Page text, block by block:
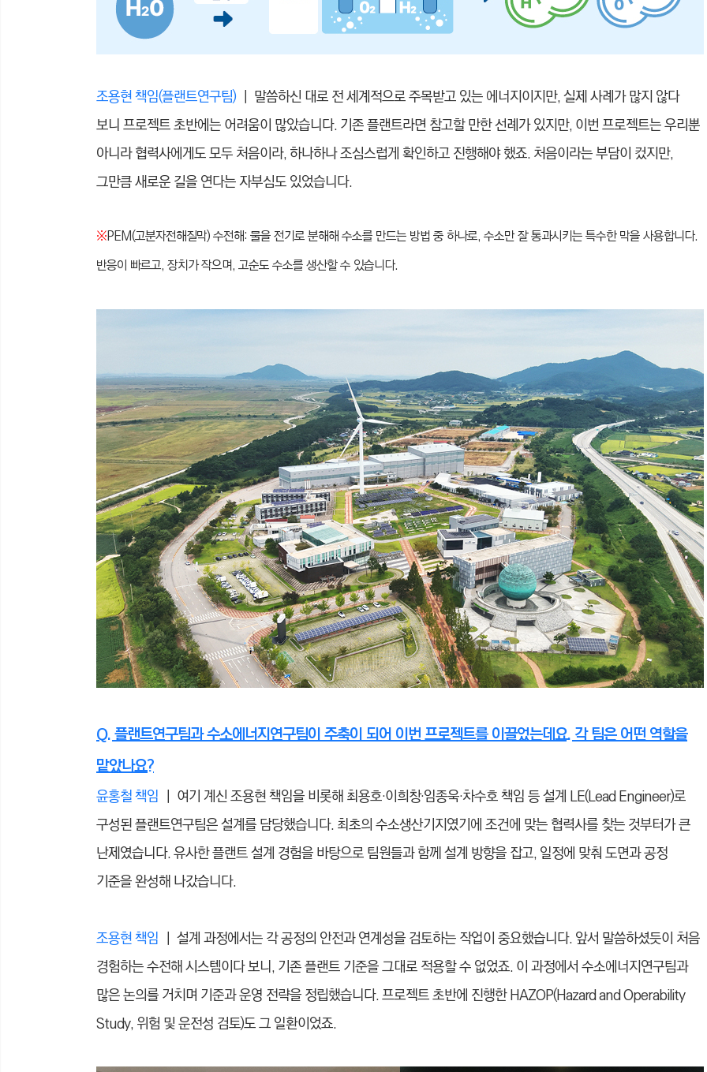
조용현 책임(플랜트연구팀) ｜ 말씀하신 대로 전 세계적으로 주목받고 있는 에너지이지만, 실제 사례가 많지 않다
보니 프로젝트 초반에는 어려움이 많았습니다. 기존 플랜트라면 참고할 만한 선례가 있지만, 이번 프로젝트는 우리뿐
아니라 협력사에게도 모두 처음이라, 하나하나 조심스럽게 확인하고 진행해야 했죠. 처음이라는 부담이 컸지만,
그만큼 새로운 길을 연다는 자부심도 있었습니다.
※PEM(고분자전해질막) 수전해: 물을 전기로 분해해 수소를 만드는 방법 중 하나로, 수소만 잘 통과시키는 특수한 막을 사용합니다.
반응이 빠르고, 장치가 작으며, 고순도 수소를 생산할 수 있습니다.
Q. 플랜트연구팀과 수소에너지연구팀이 주축이 되어 이번 프로젝트를 이끌었는데요. 각 팀은 어떤 역할을
맡았나요?
윤홍철 책임 ｜ 여기 계신 조용현 책임을 비롯해 최용호·이희창·임종욱·차수호 책임 등 설계 LE(Lead Engineer)로
구성된 플랜트연구팀은 설계를 담당했습니다. 최초의 수소생산기지였기에 조건에 맞는 협력사를 찾는 것부터가 큰
난제였습니다. 유사한 플랜트 설계 경험을 바탕으로 팀원들과 함께 설계 방향을 잡고, 일정에 맞춰 도면과 공정
기준을 완성해 나갔습니다.
조용현 책임 ｜ 설계 과정에서는 각 공정의 안전과 연계성을 검토하는 작업이 중요했습니다. 앞서 말씀하셨듯이 처음
경험하는 수전해 시스템이다 보니, 기존 플랜트 기준을 그대로 적용할 수 없었죠. 이 과정에서 수소에너지연구팀과
많은 논의를 거치며 기준과 운영 전략을 정립했습니다. 프로젝트 초반에 진행한 HAZOP(Hazard and Operability
Study, 위험 및 운전성 검토)도 그 일환이었죠.